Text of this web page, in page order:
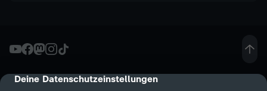
cmp-dialog-description
Deine Datenschutzeinstellungen
-
E